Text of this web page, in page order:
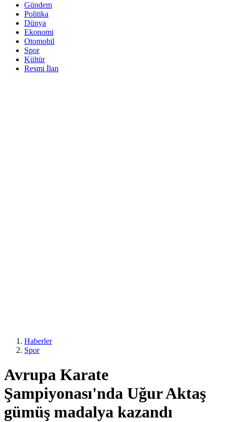
Gündem
Politika
Dünya
Ekonomi
Otomobil
Spor
Kültür
Resmi İlan
Haberler
Spor
Avrupa Karate
Şampiyonası'nda Uğur Aktaş
gümüş madalya kazandı